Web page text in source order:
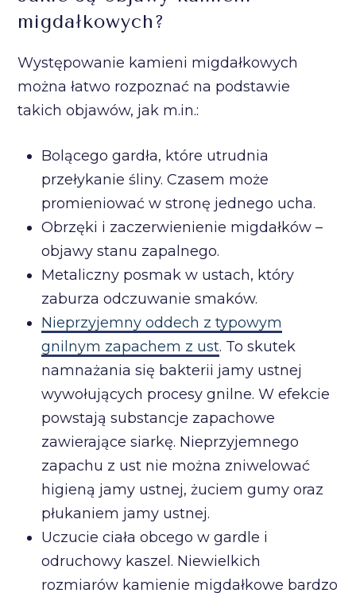
migdałkowych?
Występowanie kamieni migdałkowych
można łatwo rozpoznać na podstawie
takich objawów, jak m.in.:
Bolącego gardła, które utrudnia
przełykanie śliny. Czasem może
promieniować w stronę jednego ucha.
Obrzęki i zaczerwienienie migdałków –
objawy stanu zapalnego.
Metaliczny posmak w ustach, który
zaburza odczuwanie smaków.
Nieprzyjemny oddech z typowym
gnilnym zapachem z ust. To skutek
namnażania się bakterii jamy ustnej
wywołujących procesy gnilne. W efekcie
powstają substancje zapachowe
zawierające siarkę. Nieprzyjemnego
zapachu z ust nie można zniwelować
higieną jamy ustnej, żuciem gumy oraz
płukaniem jamy ustnej.
Uczucie ciała obcego w gardle i
odruchowy kaszel. Niewielkich
rozmiarów kamienie migdałkowe bardzo